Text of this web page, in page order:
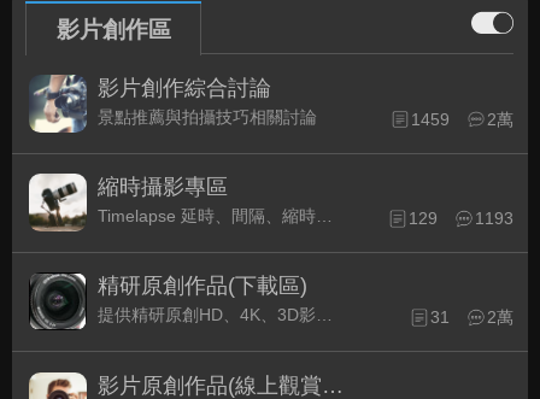
影片創作區
影片創作綜合討論
景點推薦與拍攝技巧相關討論 1459 2萬
縮時攝影專區
129 1193
精研原創作品(下載區)
提供精研原創HD、4K、3D影片作品下載專區 31 2萬
影片原創作品(線上觀賞區)